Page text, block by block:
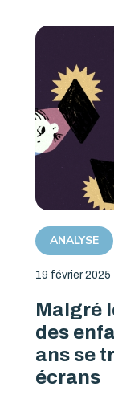
ANALYSE
19 février 2025
Malgré
des
ans se
écrans